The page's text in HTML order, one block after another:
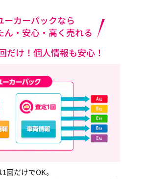
ーカーパックなら
ん・安心・高く売れる
だけ！個人情報も安心！
回だけでOK。